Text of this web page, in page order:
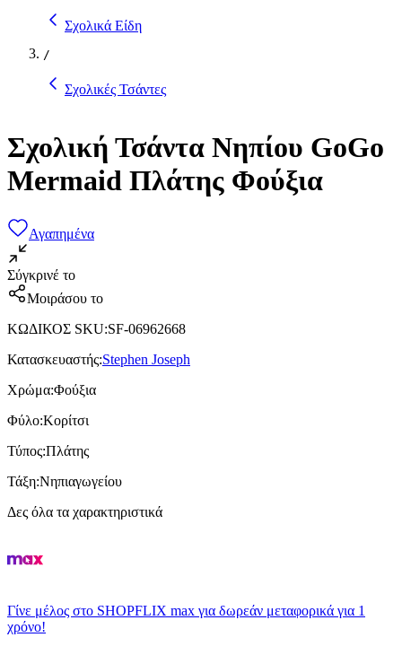
Σχολικά Είδη
/
Σχολικές Τσάντες
Σχολική Τσάντα Νηπίου GoGo
Mermaid Πλάτης Φούξια
Αγαπημένα
Σύγκρινέ το
Μοιράσου το
ΚΩΔΙΚΟΣ SKU:SF-06962668
Κατασκευαστής:Stephen Joseph
Χρώμα:Φούξια
Φύλο:Κορίτσι
Τύπος:Πλάτης
Τάξη:Νηπιαγωγείου
Δες όλα τα χαρακτηριστικά
Γίνε μέλος στο SHOPFLIX max για δωρεάν μεταφορικά για 1
χρόνο!